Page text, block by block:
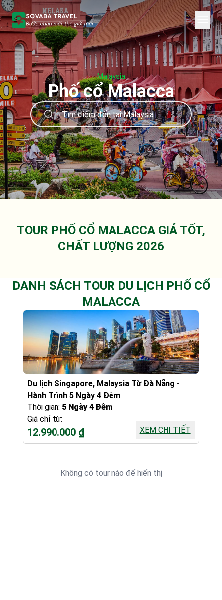
Malaysia
Phố cổ Malacca
TOUR PHỐ CỔ MALACCA GIÁ TỐT,
CHẤT LƯỢNG 2026
DANH SÁCH TOUR DU LỊCH PHỐ CỔ
MALACCA
Du lịch Singapore, Malaysia Từ Đà Nẵng -
Hành Trình 5 Ngày 4 Đêm
Thời gian: 5 Ngày 4 Đêm
Giá chỉ từ:
12.990.000 ₫ XEM CHI TIẾT
Không có tour nào để hiển thị